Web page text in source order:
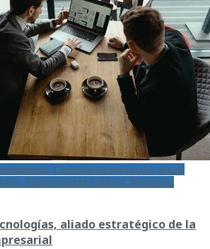
Gerencia de proyectos, ideas,
Productividad Laboral, Recursos,
aliado estratégico de la